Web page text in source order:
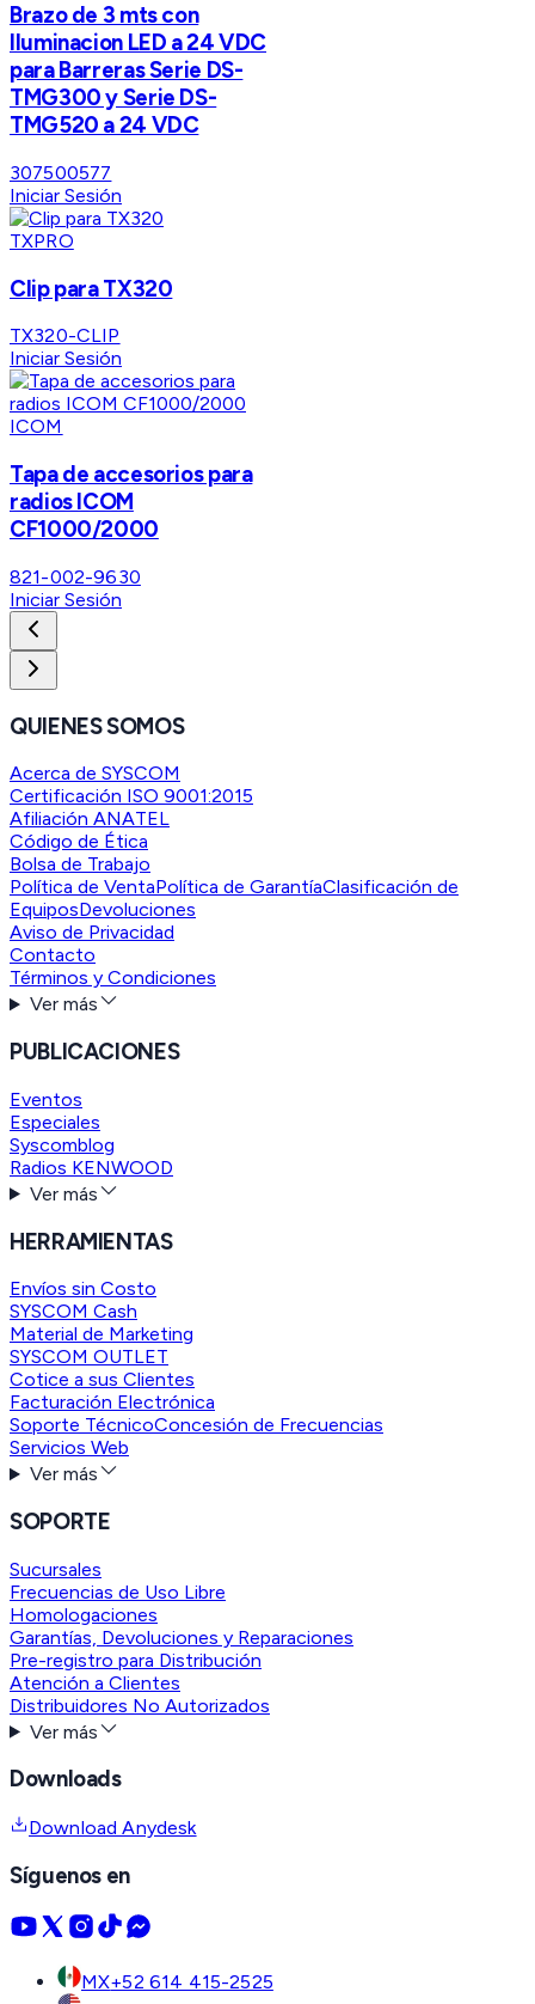
Brazo de 3 mts con
Iluminacion LED a 24 VDC
para Barreras Serie DS-
TMG300 y Serie DS-
TMG520 a 24 VDC
307500577
Iniciar Sesión
TXPRO
Clip para TX320
TX320-CLIP
Iniciar Sesión
ICOM
Tapa de accesorios para
radios ICOM
CF1000/2000
821-002-9630
Iniciar Sesión
QUIENES SOMOS
Acerca de SYSCOM
Certificación ISO 9001:2015
Afiliación ANATEL
Código de Ética
Bolsa de Trabajo
Política de VentaPolítica de GarantíaClasificación de
EquiposDevoluciones
Aviso de Privacidad
Contacto
Términos y Condiciones
Ver más
PUBLICACIONES
Eventos
Especiales
Syscomblog
Radios KENWOOD
Ver más
HERRAMIENTAS
Envíos sin Costo
SYSCOM Cash
Material de Marketing
SYSCOM OUTLET
Cotice a sus Clientes
Facturación Electrónica
Soporte TécnicoConcesión de Frecuencias
Servicios Web
Ver más
SOPORTE
Sucursales
Frecuencias de Uso Libre
Homologaciones
Garantías, Devoluciones y Reparaciones
Pre-registro para Distribución
Atención a Clientes
Distribuidores No Autorizados
Ver más
Downloads
Download Anydesk
Síguenos en
MX+52 614 415-2525